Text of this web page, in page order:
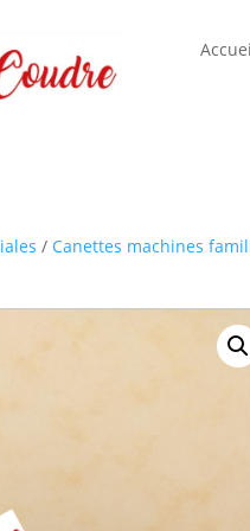
/ Canettes machines